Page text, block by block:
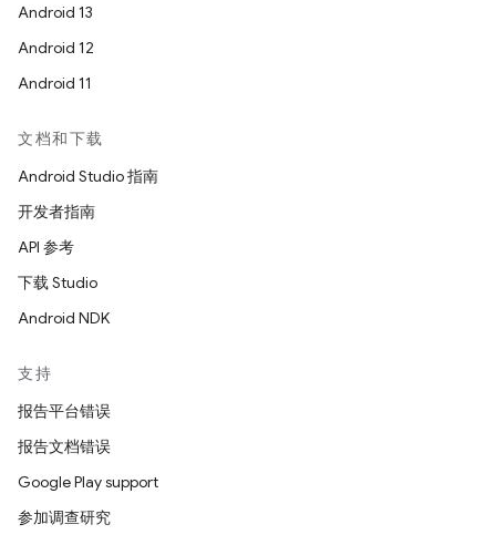
Android 13
Android 12
Android 11
文档和下载
Android Studio 指南
开发者指南
API 参考
下载 Studio
Android NDK
支持
报告平台错误
报告文档错误
Google Play support
参加调查研究